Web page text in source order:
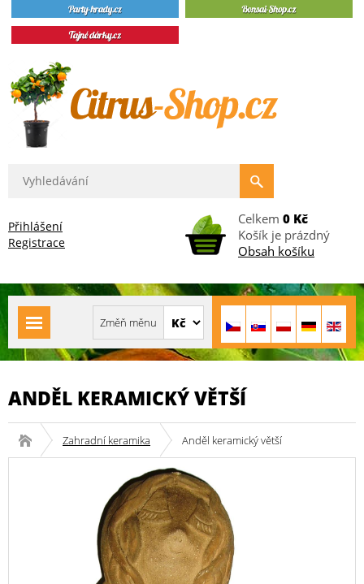
Přihlášení
Registrace
Celkem 0 Kč
Košík je prázdný
Obsah košíku
ANDĚL KERAMICKÝ VĚTŠÍ
Zahradní keramika Anděl keramický větší